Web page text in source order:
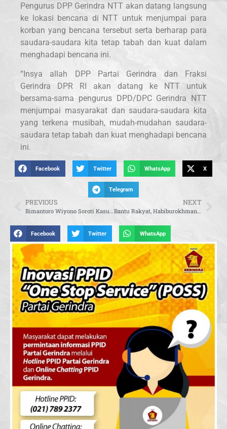
Pengurus DPP Gerindra NTT akan datang langsung
ke lokasi bencana di NTT untuk menjumpai para
korban yang bencana tersebut serta berharap para
saudara-saudara kita tetap tabah dan kuat dalam
menghadapi bencana ini.
“Insya allah DPP Partai Gerindra dan Fraksi
Gerindra DPR RI akan datang ke NTT untuk
bersama-sama pengurus DPD/DPC Gerindra NTT
menjumpai masyarakat dan saudara-saudara kita
yang terkena musibah, mudah-mudahan saudara-
saudara tetap tabah dan kuat menghadapi bencana
ini.
Facebook Twitter WhatsApp X
Telegram
PREVIOUS
Bimantoro Wiyono Soroti Kasus Video ‘TikTok’ di Lapas Pariaman
NEXT
Bantu Rakyat, Habiburokhman Bagikan Sembako dan Santunan Anak Yatim di Daerah Jakarta Timur
Facebook Twitter WhatsApp